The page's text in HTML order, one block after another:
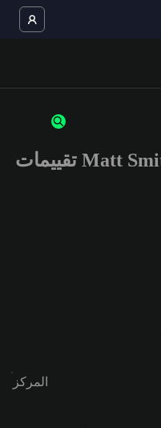
Matt Smith EA SPORTS FC™ 26 تقييمات
المركز